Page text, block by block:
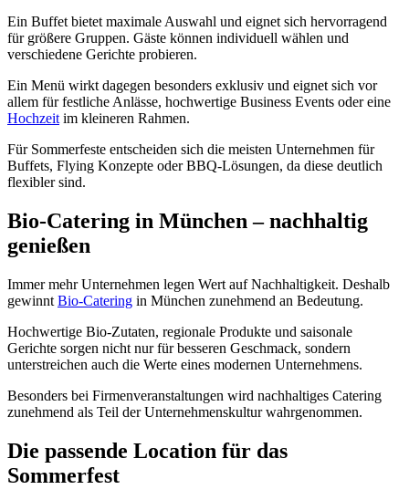
Ein Buffet bietet maximale Auswahl und eignet sich hervorragend
für größere Gruppen. Gäste können individuell wählen und
verschiedene Gerichte probieren.
Ein Menü wirkt dagegen besonders exklusiv und eignet sich vor
allem für festliche Anlässe, hochwertige Business Events oder eine
Hochzeit im kleineren Rahmen.
Für Sommerfeste entscheiden sich die meisten Unternehmen für
Buffets, Flying Konzepte oder BBQ-Lösungen, da diese deutlich
flexibler sind.
Bio-Catering in München – nachhaltig
genießen
Immer mehr Unternehmen legen Wert auf Nachhaltigkeit. Deshalb
gewinnt Bio-Catering in München zunehmend an Bedeutung.
Hochwertige Bio-Zutaten, regionale Produkte und saisonale
Gerichte sorgen nicht nur für besseren Geschmack, sondern
unterstreichen auch die Werte eines modernen Unternehmens.
Besonders bei Firmenveranstaltungen wird nachhaltiges Catering
zunehmend als Teil der Unternehmenskultur wahrgenommen.
Die passende Location für das
Sommerfest